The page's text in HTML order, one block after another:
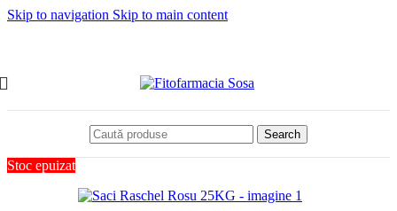
Skip to navigation Skip to main content
Search
Stoc epuizat